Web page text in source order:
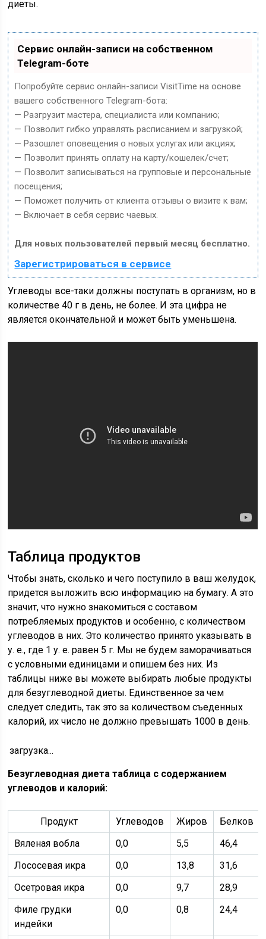
диеты.
Сервис онлайн-записи на собственном
Telegram-боте
Попробуйте сервис онлайн-записи VisitTime на основе
вашего собственного Telegram-бота:
— Разгрузит мастера, специалиста или компанию;
— Позволит гибко управлять расписанием и загрузкой;
— Разошлет оповещения о новых услугах или акциях;
— Позволит принять оплату на карту/кошелек/счет;
— Позволит записываться на групповые и персональные
посещения;
— Поможет получить от клиента отзывы о визите к вам;
— Включает в себя сервис чаевых.
Для новых пользователей первый месяц бесплатно.
Зарегистрироваться в сервисе
Углеводы все-таки должны поступать в организм, но в
количестве 40 г в день, не более. И эта цифра не
является окончательной и может быть уменьшена.
Таблица продуктов
Чтобы знать, сколько и чего поступило в ваш желудок,
придется выложить всю информацию на бумагу. А это
значит, что нужно знакомиться с составом
потребляемых продуктов и особенно, с количеством
углеводов в них. Это количество принято указывать в
у. е., где 1 у. е. равен 5 г. Мы не будем заморачиваться
с условными единицами и опишем без них. Из
таблицы ниже вы можете выбирать любые продукты
для безуглеводной диеты. Единственное за чем
следует следить, так это за количеством съеденных
калорий, их число не должно превышать 1000 в день.
загрузка...
Безуглеводная диета таблица с содержанием
углеводов и калорий:
Продукт Углеводов Жиров
Белков
Вяленая вобла
0,0 5,5
46,4
Лососевая икра
0,0 13,8
31,6
Осетровая икра
0,0 9,7
28,9
Филе грудки
индейки
0,0 0,8 24,4